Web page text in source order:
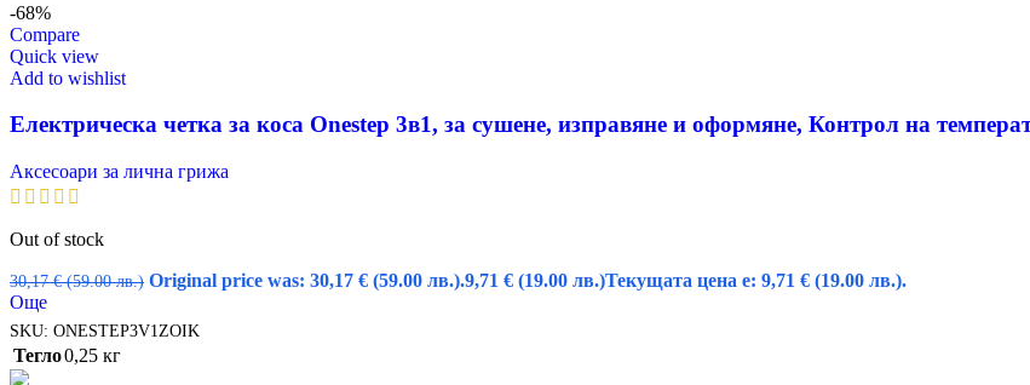
-68%
Compare
Quick view
Add to wishlist
Електрическа четка за коса Onestep 3в1, за сушене, изправяне и оформяне, Контрол на
Аксесоари за лична грижа
Out of stock
30,17€ (59.00 лв.) Original price was: 30,17 € (59.00 лв.).9,71 € (19.00 лв.)Текущата цена е: 9,71 € (19.00 лв.).
Още
SKU: ONESTEP3V1ZOIK
Тегло0,25 кг